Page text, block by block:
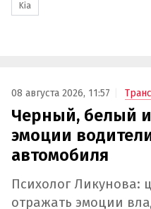
Kia
08 августа 2026, 11:57
Черный, белый
эмоции
автомобиля
Психолог Ликунова:
отражать эмоции